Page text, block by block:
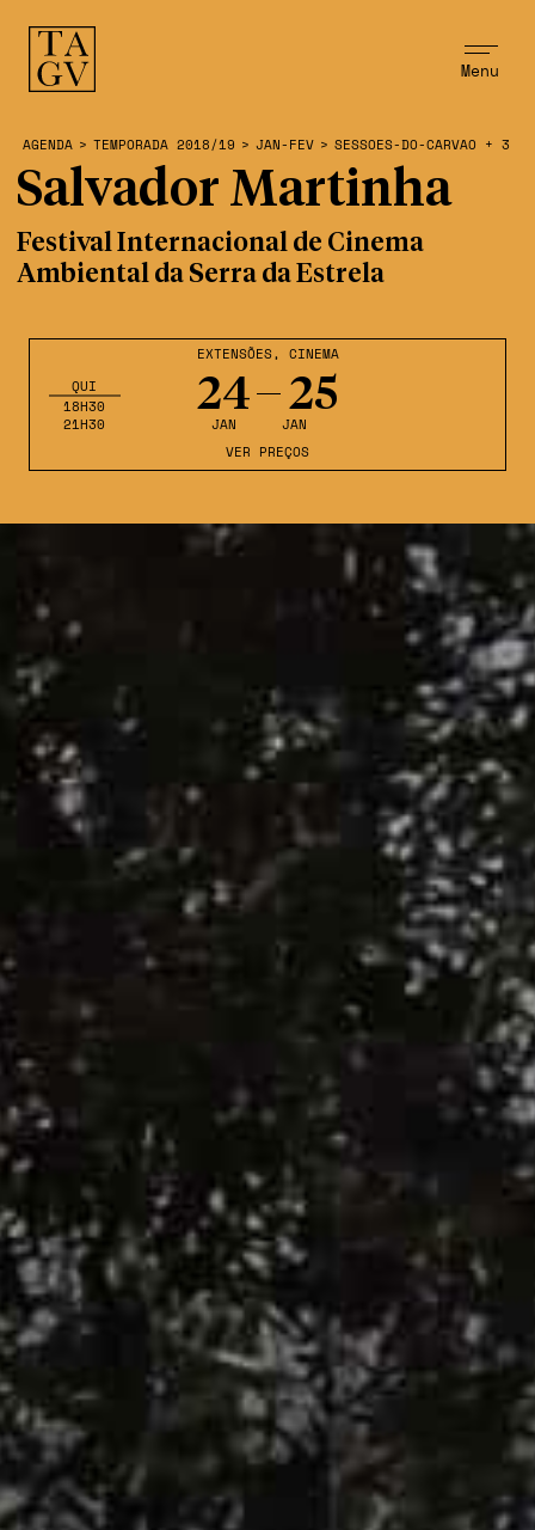
Menu
EXTENSÕES, CINEMA
24
JAN
25
JAN
QUI
18H30
21H30
VER PREÇOS
AGENDA > TEMPORADA 2018/19 > JAN-FEV > SESSOES-DO-CARVAO + 3
Salvador Martinha
Festival Internacional de Cinema
Ambiental da Serra da Estrela